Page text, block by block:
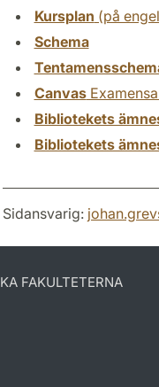
Kursplan (på
Schema
Canvas
Bibliotekets
Bibliotekets
Sidansvarig:
FAKULTETERNA